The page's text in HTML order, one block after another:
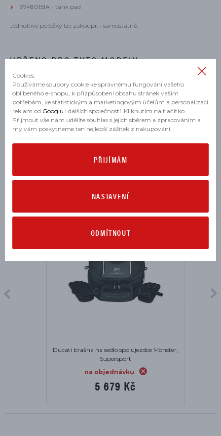
97480151A - tank pad
Jednotlivé položky lze zakoupit i samostatně.
URČENO PRO TYTO MODELY
SUPERSPORT 950 2021, 2022, 2023, 2024
SUPERSPORT 950 S 2021, 2022, 2023, 2024
MOHLO BY SE VÁM HODIT
Ducati brašna na sedlo spolujezdce Monster,
Supersport
na objednávku
5 679 Kč
Cookies
Používáme soubory cookie ke správnému fungování vašeho
oblíbeného e-shopu, k přizpůsobení obsahu stránek vašim
potřebám, ke statistickým a marketingovým účelům a personalizaci
reklam od Googlu i dalších společností. Kliknutím na tlačítko
Přijmout vše nám udělíte souhlas s jejich sběrem a zpracováním a
my vám poskytneme ten nejlepší zážitek z nakupování.
PŘIJÍMÁM
NASTAVENÍ
ODMÍTNOUT